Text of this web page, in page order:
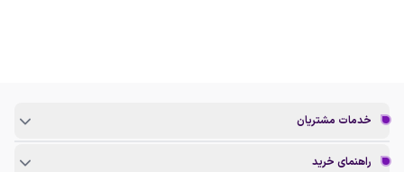
خدمات مشتریان
راهنمای خرید